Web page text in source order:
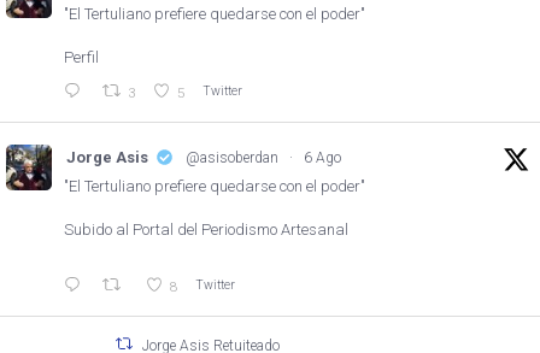
"El Tertuliano prefiere quedarse con el poder"
Perfil
3 5 Twitter
Jorge Asis @asisoberdan · 6 Ago
"El Tertuliano prefiere quedarse con el poder"
Subido al Portal del Periodismo Artesanal
8 Twitter
Jorge Asis Retuiteado